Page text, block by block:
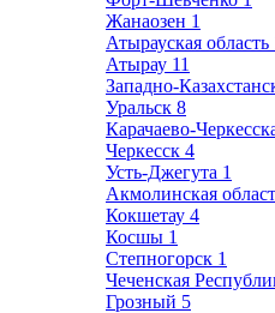
Жанаозен 1
Атырауская область
Атырау 11
Западно-
Уральск 8
Карачаево-
Черкесск 4
Усть-Джегута 1
Акмолинская
Кокшетау 4
Косшы 1
Степногорск 1
Чеченская
Грозный 5